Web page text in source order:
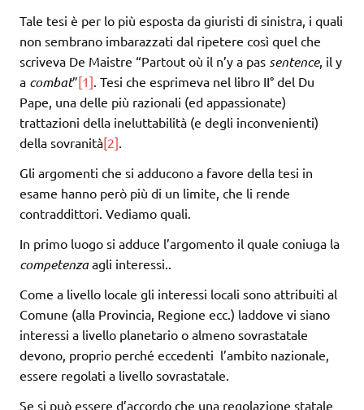
Tale tesi è per lo più esposta da giuristi di sinistra, i quali
non sembrano imbarazzati dal ripetere così quel che
scriveva De Maistre “Partout où il n’y a pas sentence, il y
a combat”[1]. Tesi che esprimeva nel libro II° del Du
Pape, una delle più razionali (ed appassionate)
trattazioni della ineluttabilità (e degli inconvenienti)
della sovranità[2].
Gli argomenti che si adducono a favore della tesi in
esame hanno però più di un limite, che li rende
contraddittori. Vediamo quali.
In primo luogo si adduce l’argomento il quale coniuga la
competenzaagli interessi..
Come a livello locale gli interessi locali sono attribuiti al
Comune (alla Provincia, Regione ecc.) laddove vi siano
interessi a livello planetario o almeno sovrastatale
devono, proprio perché eccedenti l’ambito nazionale,
essere regolati a livello sovrastatale.
Se si può essere d’accordo che una regolazione statale